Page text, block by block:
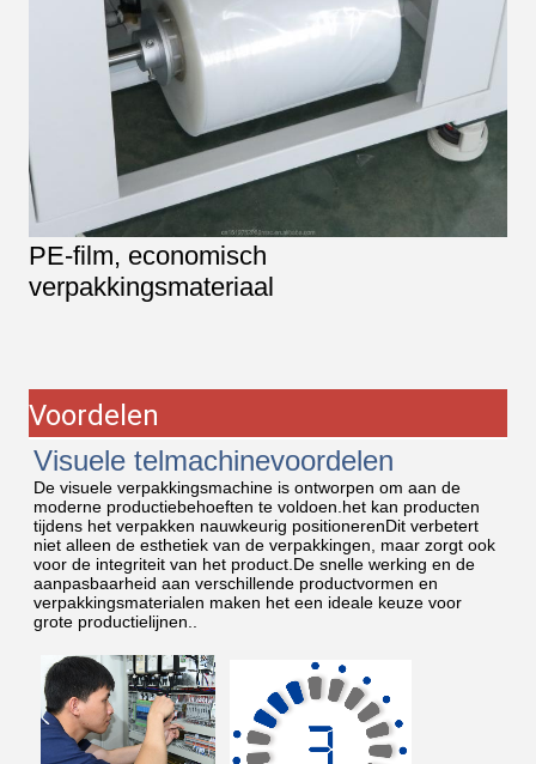
PE-film, economisch
verpakkingsmateriaal
Voordelen
Visuele telmachinevoordelen
De visuele verpakkingsmachine is ontworpen om aan de
moderne productiebehoeften te voldoen.het kan producten
tijdens het verpakken nauwkeurig positionerenDit verbetert
niet alleen de esthetiek van de verpakkingen, maar zorgt ook
voor de integriteit van het product.De snelle werking en de
aanpasbaarheid aan verschillende productvormen en
verpakkingsmaterialen maken het een ideale keuze voor
grote productielijnen..